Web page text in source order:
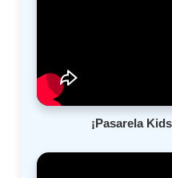
¡Pasarela